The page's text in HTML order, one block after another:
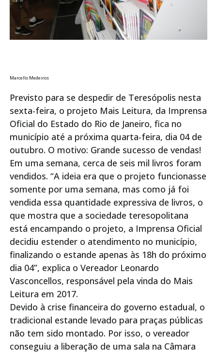
Marcello Medeiros
Previsto para se despedir de Teresópolis nesta
sexta-feira, o projeto Mais Leitura, da Imprensa
Oficial do Estado do Rio de Janeiro, fica no
município até a próxima quarta-feira, dia 04 de
outubro. O motivo: Grande sucesso de vendas!
Em uma semana, cerca de seis mil livros foram
vendidos. “A ideia era que o projeto funcionasse
somente por uma semana, mas como já foi
vendida essa quantidade expressiva de livros, o
que mostra que a sociedade teresopolitana
está encampando o projeto, a Imprensa Oficial
decidiu estender o atendimento no município,
finalizando o estande apenas às 18h do próximo
dia 04”, explica o Vereador Leonardo
Vasconcellos, responsável pela vinda do Mais
Leitura em 2017.
Devido à crise financeira do governo estadual, o
tradicional estande levado para praças públicas
não tem sido montado. Por isso, o vereador
conseguiu a liberação de uma sala na Câmara